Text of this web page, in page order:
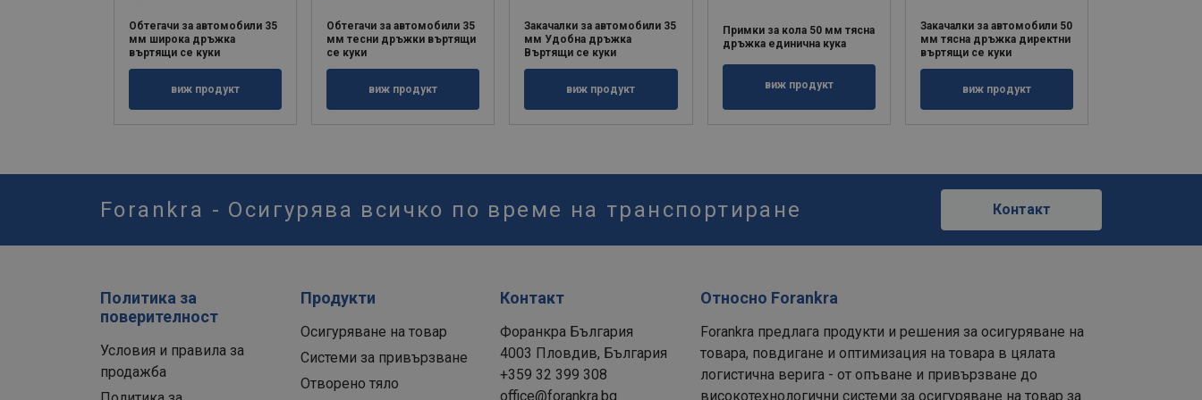
Обтегачи за автомобили 35
мм широка дръжка
въртящи се куки
виж продукт
Обтегачи за автомобили 35
мм тесни дръжки въртящи
се куки
виж продукт
Закачалки за автомобили 35
мм Удобна дръжка
Въртящи се куки
виж продукт
Примки за кола 50 мм тясна
дръжка единична кука
виж продукт
Закачалки за автомобили 50
мм тясна дръжка директни
въртящи се куки
виж продукт
Forankra - Осигурява всичко по време на транспортиране Контакт
Политика за
поверителност
Условия и правила за
продажба
Продукти
Осигуряване на товар
Системи за привързване
Отворено тяло
Контакт
Форанкра България
4003 Пловдив, България
+359 32 399 308
office@forankra.bg
Относно Forankra
Forankra предлага продукти и решения за осигуряване на
товара, повдигане и оптимизация на товара в цялата
логистична верига - от опъване и привързване до
високотехнологични системи за осигуряване на товар за